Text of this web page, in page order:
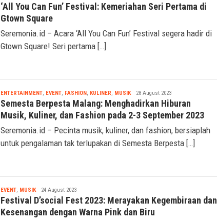
‘All You Can Fun’ Festival: Kemeriahan Seri Pertama di
Gtown Square
Seremonia.id – Acara ‘All You Can Fun’ Festival segera hadir di
Gtown Square! Seri pertama […]
ENTERTAINMENT, EVENT, FASHION, KULINER, MUSIKSeremonia
28 August 2023
Semesta Berpesta Malang: Menghadirkan Hiburan
Musik, Kuliner, dan Fashion pada 2-3 September 2023
Seremonia.id – Pecinta musik, kuliner, dan fashion, bersiaplah
untuk pengalaman tak terlupakan di Semesta Berpesta […]
EVENT, MUSIKSeremonia
24 August 2023
Festival D’social Fest 2023: Merayakan Kegembiraan dan
Kesenangan dengan Warna Pink dan Biru